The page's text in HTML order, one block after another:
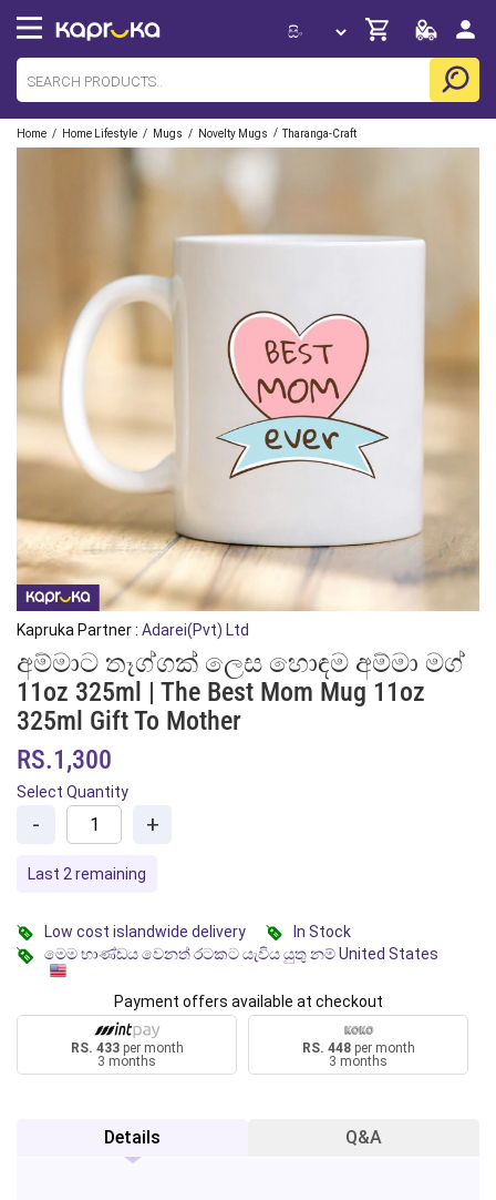
Home / Home Lifestyle / Mugs / Novelty Mugs / Tharanga-Craft
Kapruka Partner : Adarei(Pvt) Ltd
අම්මාට තෑග්ගක් ලෙස හොඳම අම්මා මග්
11oz 325ml | The Best Mom Mug 11oz
325ml Gift To Mother
RS.1,300
Select Quantity
- +
Last 2 remaining
Low cost islandwide delivery
In Stock
මෙම භාණ්ඩය වෙනත් රටකට යැවිය යුතු නම් United States
Payment offers available at checkout
RS. 433per month
3 months
RS. 448per month
3 months
Details Q&A